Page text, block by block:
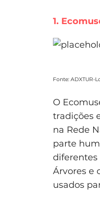
1.
Fonte: ADXTUR-
O
tradições
na Rede
parte
diferentes
Árvores e
usados